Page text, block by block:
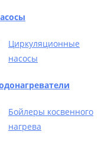
Циркуляционные
насосы
Бойлеры косвенного
нагрева